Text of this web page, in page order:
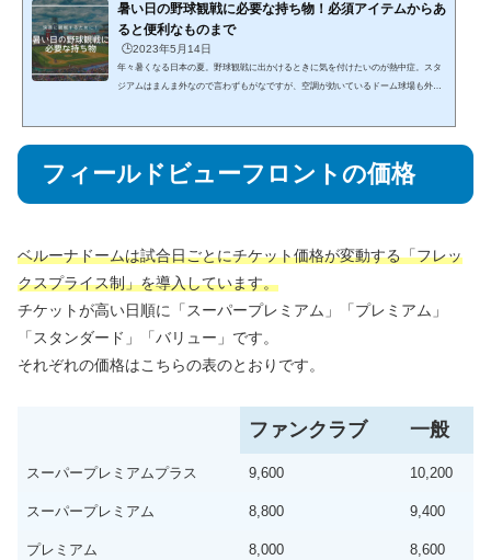
暑い日の野球観戦に必要な持ち物！必須アイテムからあ
ると便利なものまで
🕒️2023年5月14日
年々暑くなる日本の夏。野球観戦に出かけるときに気を付けたいのが熱中症。スタ
ジアムはまんま外なので言わずもがなですが、空調が効いているドーム球場も外で
機 or ネッククーラーこれは屋内、屋外問わずぜひ持っていってほしい！！観戦の快
適さが段違いになります。顔や首の近くが涼しいと体感...
フィールドビューフロントの価格
ベルーナドームは試合日ごとにチケット価格が変動する「フレッ
クスプライス制」を導入しています。
チケットが高い日順に「スーパープレミアム」「プレミアム」
「スタンダード」「バリュー」です。
それぞれの価格はこちらの表のとおりです。
ファンクラブ 一般
スーパープレミアムプラス 9,600 10,200
スーパープレミアム 8,800 9,400
プレミアム 8,000 8,600